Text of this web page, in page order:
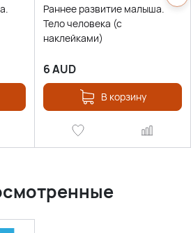
Раннее развитие малыша.
Тело человека (с
наклейками)
6AUD
В корзину